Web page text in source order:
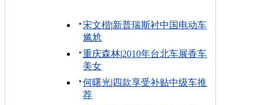
宋文楷|新普瑞斯衬中国电动车
尴尬
重庆森林|2010年台北车展香车
美女
何曙光| 四款享受补贴中级车推
荐